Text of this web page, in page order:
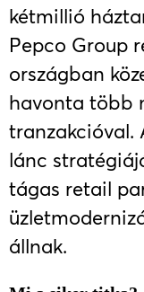
kétmillió
Pepco Group
országban
havonta több
tranzakcióval.
lánc
tágas retail
állnak.